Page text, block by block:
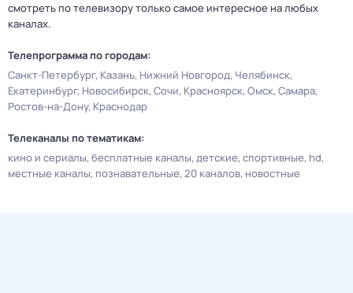
смотреть по телевизору только самое интересное на любых
каналах.
Телепрограмма по городам:
Санкт-Петербург Казань Нижний Новгород Челябинск
Екатеринбург Новосибирск Сочи Красноярск Омск Самара
Ростов-на-Дону Краснодар
Телеканалы по тематикам:
кино и сериалы бесплатные каналы детские спортивные hd
местные каналы познавательные 20 каналов новостные